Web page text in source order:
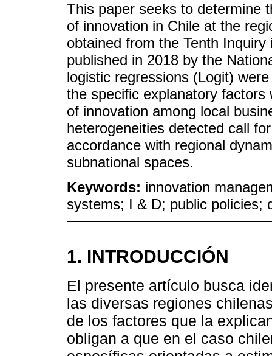
This paper seeks to determine
of innovation in Chile at the
obtained from the Tenth
published in 2018 by the
logistic regressions (Logit)
the specific explanatory
of innovation among local
heterogeneities detected call
accordance with regional
subnational spaces.
Keywords: innovation
systems; I & D; public policies;
1. INTRODUCCIÓN
El presente artículo busca
las diversas regiones
de los factores que la
obligan a que en el caso